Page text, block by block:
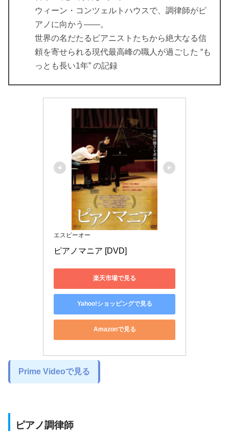
ウィーン・コンツェルトハウスで、調律師がピ
アノに向かう――。
世界の名だたるピアニストたちから絶大なる信
頼を寄せられる現代最高峰の職人が過ごした “も
っとも長い1年” の記録
エスピーオー
ピアノマニア [DVD]
楽天市場で見る
Yahoo!ショッピングで見る
Amazonで見る
Prime Videoで見る
ピアノ調律師